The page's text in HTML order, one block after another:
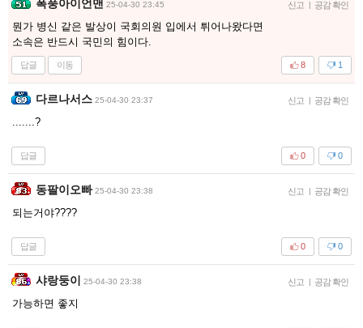
폭풍아이언맨 25-04-30 23:45 신고 | 공감 확인
뭔가 병신 같은 발상이 국회의원 입에서 튀어나왔다면
소속은 반드시 국민의 힘이다.
답글 이동 1
8
다르나서스 25-04-30 23:37 신고 | 공감 확인
.......?
답글 0
0
동팔이오빠 25-04-30 23:38 신고 | 공감 확인
되는거야????
답글 0
0
샤랑둥이 25-04-30 23:38 신고 | 공감 확인
가능하면 좋지